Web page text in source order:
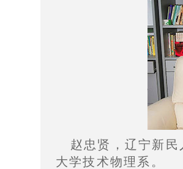
赵忠贤，辽宁新
大学技术物理系。